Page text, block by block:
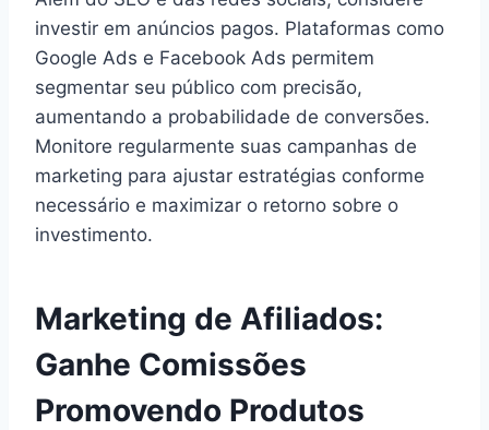
investir em anúncios pagos. Plataformas como
Google Ads e Facebook Ads permitem
segmentar seu público com precisão,
aumentando a probabilidade de conversões.
Monitore regularmente suas campanhas de
marketing para ajustar estratégias conforme
necessário e maximizar o retorno sobre o
investimento.
Marketing de Afiliados:
Ganhe Comissões
Promovendo Produtos